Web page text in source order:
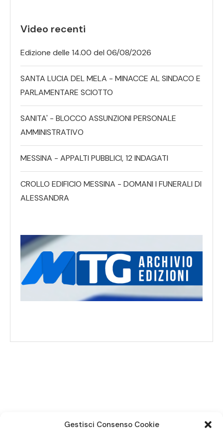
Gestisci Consenso Cookie
Video recenti
Edizione delle 14.00 del 06/08/2026
SANTA LUCIA DEL MELA - MINACCE AL SINDACO E
PARLAMENTARE SCIOTTO
SANITA' - BLOCCO ASSUNZIONI PERSONALE
AMMINISTRATIVO
MESSINA - APPALTI PUBBLICI, 12 INDAGATI
CROLLO EDIFICIO MESSINA - DOMANI I FUNERALI DI
ALESSANDRA